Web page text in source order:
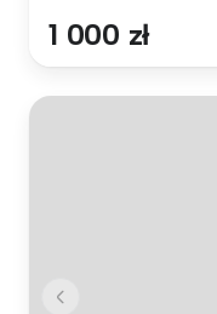
1 000 zł